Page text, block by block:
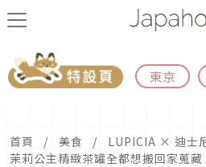
東京
首頁 美食
LUPICIA × 迪士
茉莉公主精緻茶罐全都想搬回家蒐藏